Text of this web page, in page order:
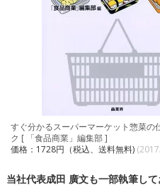
すぐ分かるスーパーマーケット惣菜の
ク [ 「食品商業」編集部 ]
価格：1728円（税込、送料無料)
当社代表成田 廣文も一部執筆して